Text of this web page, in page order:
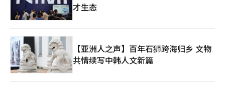
才生态
【亚洲人之声】百年石狮跨海归乡 文物
共情续写中韩人文新篇